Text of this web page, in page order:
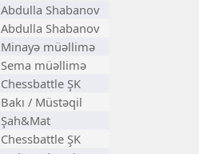
Abdulla Shabanov
Abdulla Shabanov
Minayə müəllimə
Sema müəllimə
Chessbattle ŞK
Bakı / Müstəqil
Şah&Mat
Chessbattle ŞK